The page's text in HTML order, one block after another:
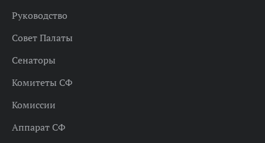
Руководство
Совет Палаты
Сенаторы
Комитеты СФ
Комиссии
Аппарат СФ